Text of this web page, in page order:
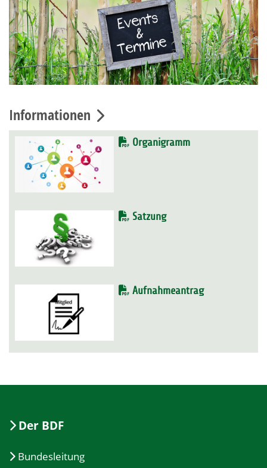
Informationen
Organigramm
Satzung
Aufnahmeantrag
Der BDF
Bundesleitung